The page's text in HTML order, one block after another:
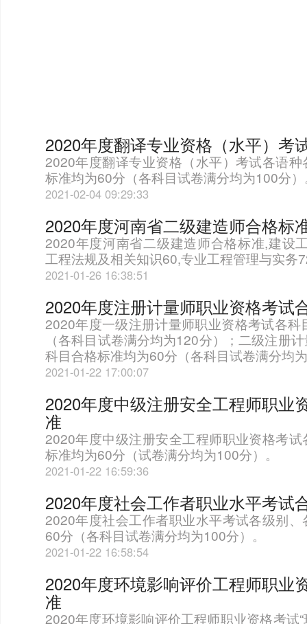
2020年度翻译专业资格（水平）考
2020年度翻译专业资格（水平）考试各语
标准均为60分（各科目试卷满分均为100分
2021-02-04 09:29:33
2020年度河南省二级建造师合格标
2020年度河南省二级建造师合格标准,建设
工程法规及相关知识60,专业工程管理与实务
2021-01-26 16:38:51
2020年度注册计量师职业资格考试
2020年度一级注册计量师职业资格考试各
（各科目试卷满分均为120分）；二级注册
科目合格标准均为60分（各科目试卷满分均
2021-01-22 17:00:07
2020年度中级注册安全工程师职业
准
2020年度中级注册安全工程师职业资格考
标准均为60分（试卷满分均为100分）。
2021-01-22 16:59:36
2020年度社会工作者职业水平考试
2020年度社会工作者职业水平考试各级别
60分（各科目试卷满分均为100分）。
2021-01-22 16:58:54
2020年度环境影响评价工程师职业
准
2020年度环境影响评价工程师职业资格考试